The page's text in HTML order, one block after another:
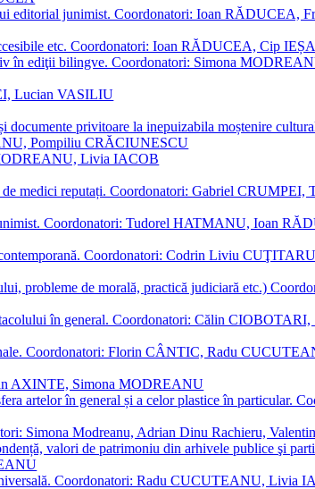
editorial junimist. Coordonatori: Ioan RĂDUCEA,
etc. Coordonatori: Ioan RĂDUCEA, Cip
în ediţii bilingve. Coordonatori: Simona
Lucian VASILIU
documente privitoare la inepuizabila moștenire
Pompiliu CRĂCIUNESCU
Livia IACOB
medici reputați. Coordonatori: Gabriel CRUMPEI,
Coordonatori: Tudorel HATMANU, Ioan
Coordonatori: Codrin Liviu
probleme de morală, practică judiciară etc.)
în general. Coordonatori: Călin CIOBOTARI,
Coordonatori: Florin CÂNTIC, Radu
AXINTE, Simona MODREANU
artelor în general și a celor plastice în particular.
Simona Modreanu, Adrian Dinu Rachieru,
valori de patrimoniu din arhivele publice şi
Coordonatori: Radu CUCUTEANU, Livia